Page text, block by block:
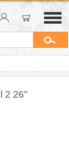
2 26"